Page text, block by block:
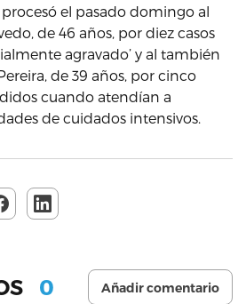
el pasado domingo al
de 46 años, por diez casos
agravado’ y al también
de 39 años, por cinco
cuando atendían a
de cuidados intensivos.
0 Añadir comentario